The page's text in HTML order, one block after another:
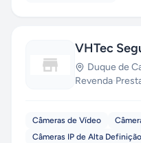
VHTec
Duque de
Revenda·
Câmeras de Vídeo
Câmeras IP de Alta Definição